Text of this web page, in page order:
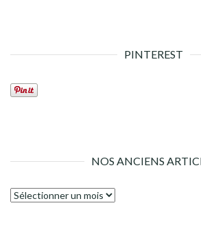
PINTEREST
NOS ANCIENS
Nos